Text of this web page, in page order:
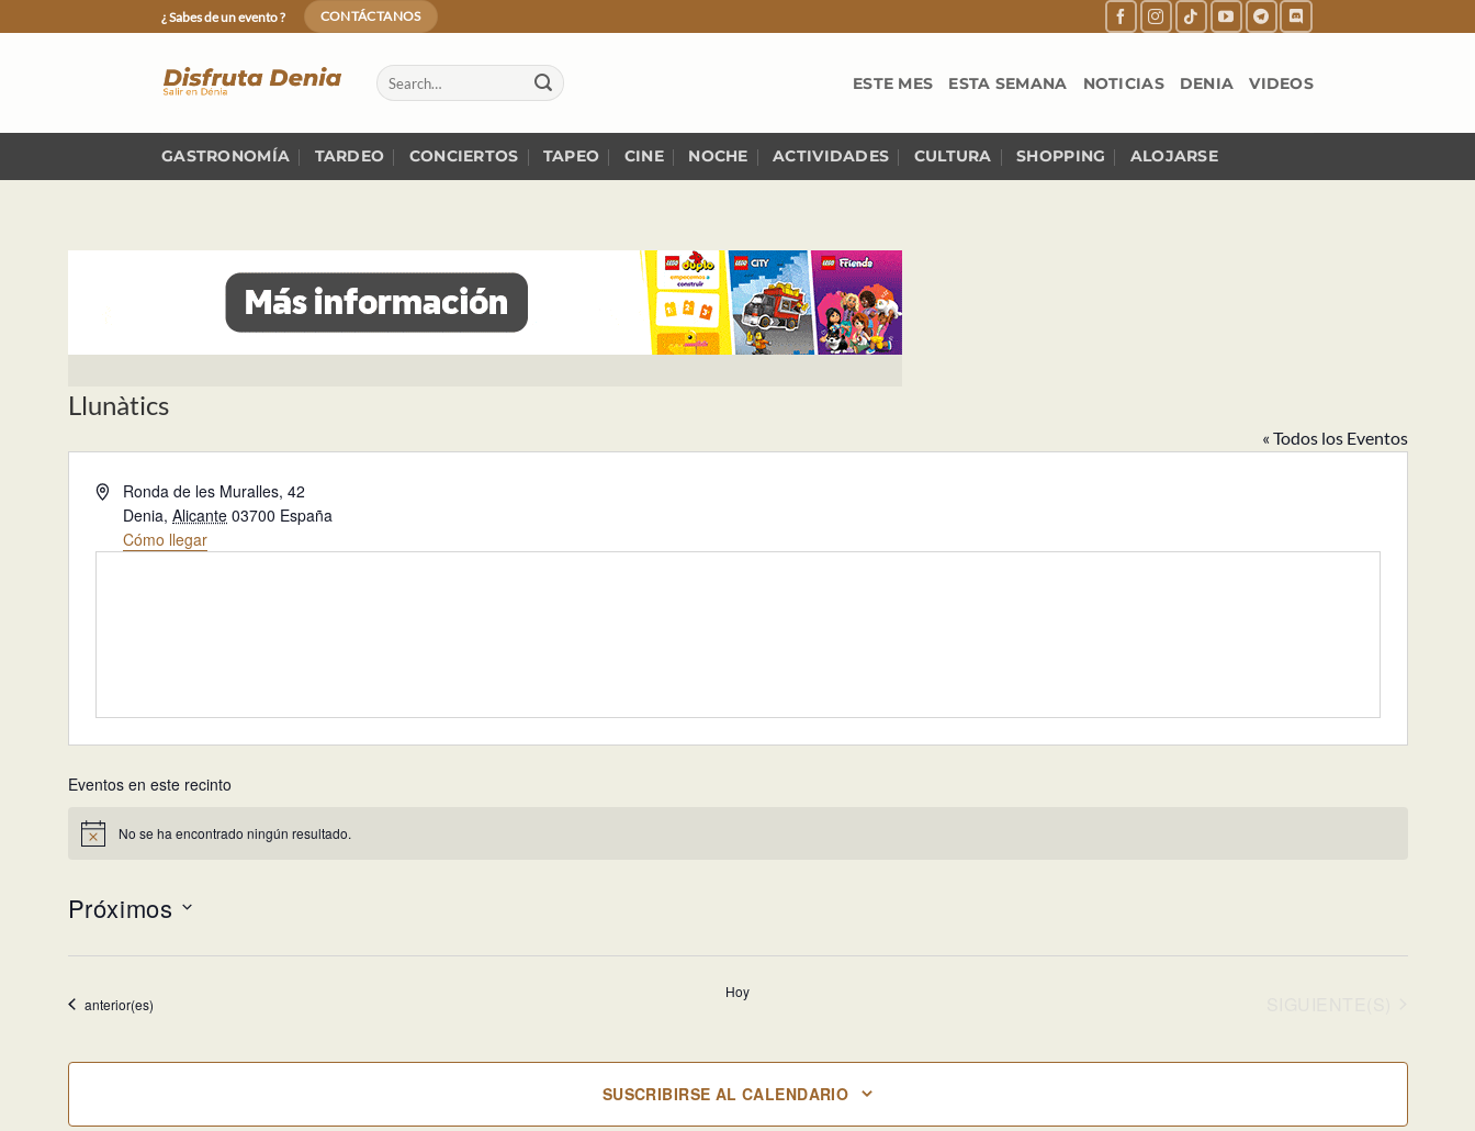
to
¿ Sabes de un evento ? CONTÁCTANOS
ESTE MES ESTA SEMANA NOTICIAS DENIA VIDEOS
GASTRONOMÍA TARDEO CONCIERTOS TAPEO CINE NOCHE ACTIVIDADES CULTURA SHOPPING ALOJARSE
Llunàtics
« Todos los Eventos
Dirección
Ronda de les Muralles, 42
Denia, Alicante 03700 España
Cómo llegar
Eventos en este recinto
Aviso No se ha encontrado ningún resultado.
Próximos
fecha.
Eventos
anterior(es)
Hoy
SUSCRIBIRSE AL CALENDARIO